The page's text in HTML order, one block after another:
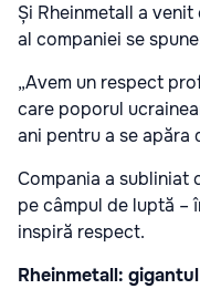
Și Rheinmetall a
al companiei se
„Avem un respect
care poporul
ani pentru a se apăra
Compania a subliniat
pe câmpul de luptă –
inspiră respect.
Rheinmetall: